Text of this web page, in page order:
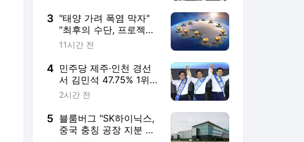
3 "태양 가려 폭염 막자"
"최후의 수단, 프로젝트
헤일메리" [기후인사이
11시간 전
4 민주당 제주·인천 경선
서 김민석 47.75% 1위‥
정청래 42.08%·송영길
2시간 전
5 블룸버그 "SK하이닉스,
중국 충칭 공장 지분 매